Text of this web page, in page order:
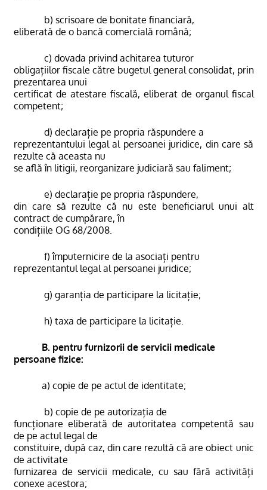
b) scrisoare de bonitate financiară,
eliberată de o bancă comercială română;
c) dovada privind achitarea tuturor
obligațiilor fiscale către bugetul general consolidat, prin
prezentarea unui
certificat de atestare fiscală, eliberat de organul fiscal
competent;
d) declarație pe propria răspundere a
reprezentantului legal al persoanei juridice, din care să
rezulte că aceasta nu
se află în litigii, reorganizare judiciară sau faliment;
e) declarație pe propria răspundere,
din care să rezulte că nu este beneficiarul unui alt
contract de cumpărare, în
condițiile OG 68/2008.
f) împuternicire de la asociați pentru
reprezentantul legal al persoanei juridice;
g) garanția de participare la licitație;
h) taxa de participare la licitație.
B. pentru furnizorii de servicii medicale
persoane fizice:
a) copie de pe actul de identitate;
b) copie de pe autorizația de
funcționare eliberată de autoritatea competentă sau
de pe actul legal de
constituire, după caz, din care rezultă că are obiect unic
de activitate
furnizarea de servicii medicale, cu sau fără activități
conexe acestora;